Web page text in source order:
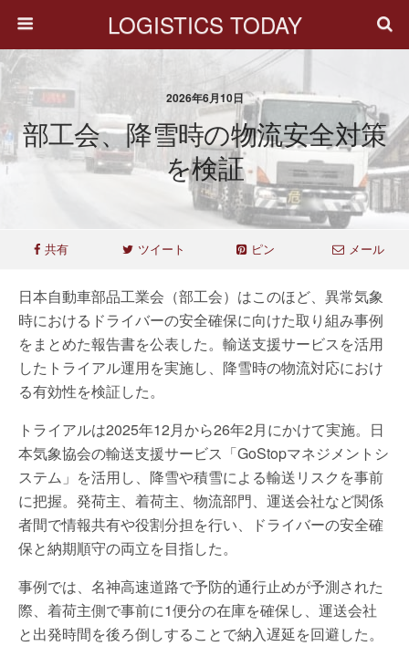
LOGISTICS TODAY
2026年6月10日
部工会、降雪時の物流安全対策
を検証
共有 ツイート ピン メール
日本自動車部品工業会（部工会）はこのほど、異常気象
時におけるドライバーの安全確保に向けた取り組み事例
をまとめた報告書を公表した。輸送支援サービスを活用
したトライアル運用を実施し、降雪時の物流対応におけ
る有効性を検証した。
トライアルは2025年12月から26年2月にかけて実施。日
本気象協会の輸送支援サービス「GoStopマネジメントシ
ステム」を活用し、降雪や積雪による輸送リスクを事前
に把握。発荷主、着荷主、物流部門、運送会社など関係
者間で情報共有や役割分担を行い、ドライバーの安全確
保と納期順守の両立を目指した。
事例では、名神高速道路で予防的通行止めが予測された
際、着荷主側で事前に1便分の在庫を確保し、運送会社
と出発時間を後ろ倒しすることで納入遅延を回避した。